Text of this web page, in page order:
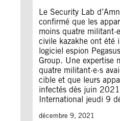
Le Security Lab
confirmé que les
moins quatre
civile kazakhe ont été
logiciel espion
Group. Une expertise
quatre militant·e·s
cible et que leurs
infectés dès juin
International jeudi 9
décembre 9, 2021